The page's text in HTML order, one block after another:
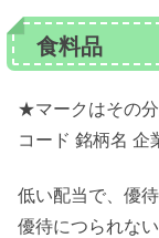
食料品
★マークはその分
コード 銘柄名 企
低い配当で、優待
優待につられな